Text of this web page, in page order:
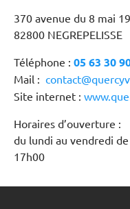
370 avenue du 8 mai
82800 NEGREPELISSE
Téléphone : 05 63 30
Mail :
Site internet :
Horaires d’ouverture :
du lundi au vendredi
17h00